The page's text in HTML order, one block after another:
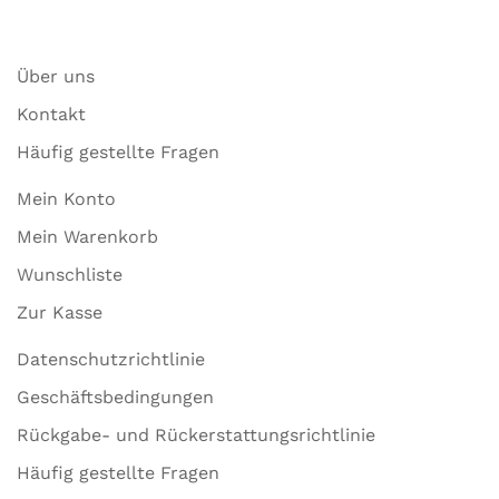
Über uns
Kontakt
Häufig gestellte Fragen
Mein Konto
Mein Warenkorb
Wunschliste
Zur Kasse
Datenschutzrichtlinie
Geschäftsbedingungen
Rückgabe- und Rückerstattungsrichtlinie
Häufig gestellte Fragen